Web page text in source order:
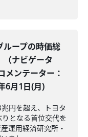
ループの時価総
（ナビゲータ
メンテーター：
6月1日(月)
円を超え、トヨタ
となる首位交代を
運用経済研究所・